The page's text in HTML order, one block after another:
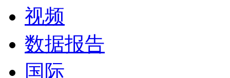
视频
数据报告
国际